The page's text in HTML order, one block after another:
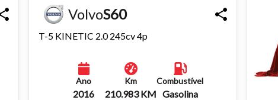
VolvoS60
T-5 KINETIC 2.0 245cv 4p
Ano
2016
Km
210.983 KM
Combustível
Gasolina